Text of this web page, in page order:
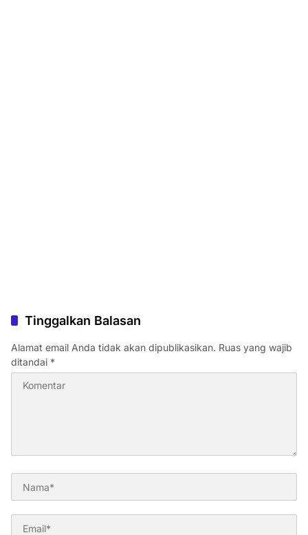
Tinggalkan Balasan
Alamat email Anda tidak akan dipublikasikan. Ruas yang wajib
ditandai *